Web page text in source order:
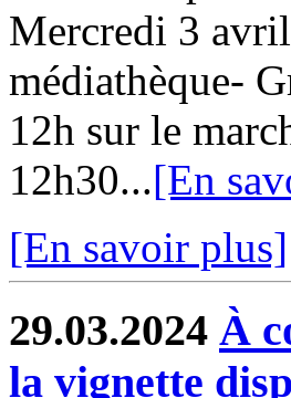
Mercredi 3
médiathèque-
12h sur le
12h30...[En
[En savoir plus]
29.03.2024 À
la vignette